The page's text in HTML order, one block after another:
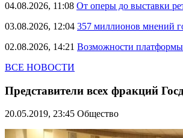
04.08.2026, 11:08 От оперы до выставки
03.08.2026, 12:04 357 миллионов мнений
02.08.2026, 14:21 Возможности платформы
ВСЕ НОВОСТИ
Представители всех фракций
20.05.2019, 23:45 Общество